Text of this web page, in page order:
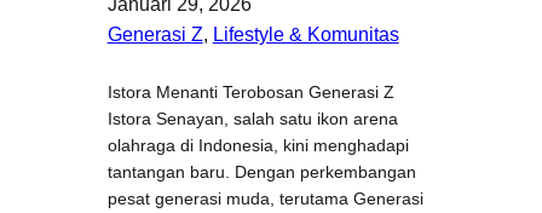
Generasi Z, Lifestyle & Komunitas
Istora Menanti Terobosan Generasi Z
Istora Senayan, salah satu ikon arena
olahraga di Indonesia, kini menghadapi
tantangan baru. Dengan perkembangan
pesat generasi muda, terutama Generasi